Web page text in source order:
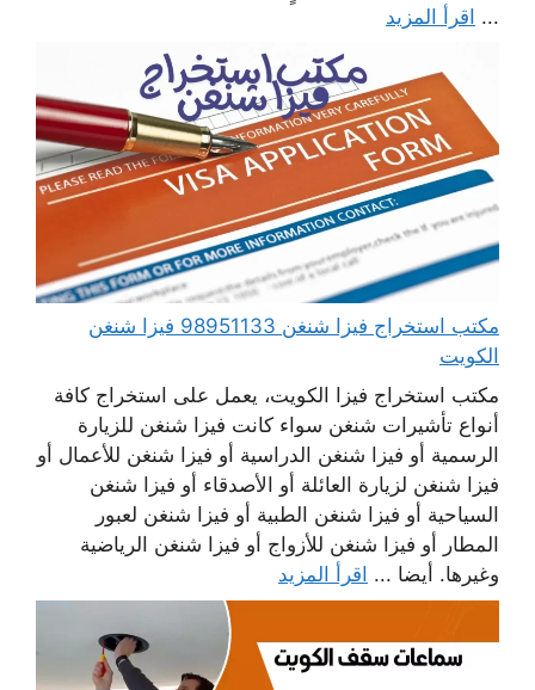
... اقرأ المزيد
مكتب استخراج فيزا شنغن 98951133 فيزا شنغن
الكويت
مكتب استخراج فيزا الكويت، يعمل على استخراج كافة
أنواع تأشيرات شنغن سواء كانت فيزا شنغن للزيارة
الرسمية أو فيزا شنغن الدراسية أو فيزا شنغن للأعمال أو
فيزا شنغن لزيارة العائلة أو الأصدقاء أو فيزا شنغن
السياحية أو فيزا شنغن الطبية أو فيزا شنغن لعبور
المطار أو فيزا شنغن للأزواج أو فيزا شنغن الرياضية
وغيرها. أيضا ... اقرأ المزيد